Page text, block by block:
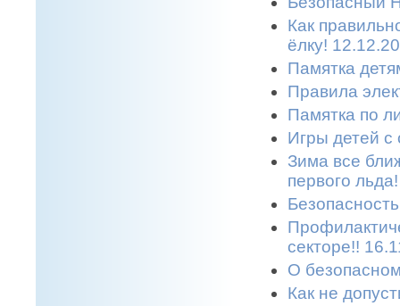
Как
ёлку!
Памятка
Правила
Памятка по
Игры детей с
Зима все
первого
секторе!!
О
Как не